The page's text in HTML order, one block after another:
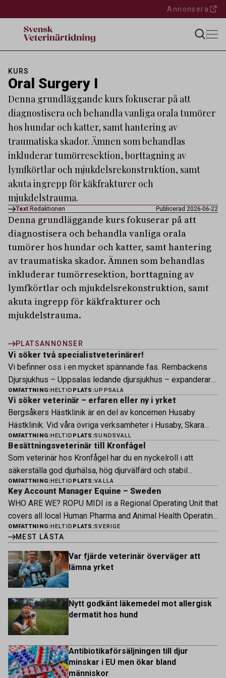
Annonsera
KURS
Oral Surgery I
Denna grundläggande kurs fokuserar på att
diagnostisera och behandla vanliga orala tumörer
hos hundar och katter, samt hantering av
traumatiska skador. Ämnen som behandlas
inkluderar tumörresektion, borttagning av
lymfkörtlar och mjukdelsrekonstruktion, samt
akuta ingrepp för käkfrakturer och
mjukdelstrauma.
Text Redaktionen Publicerad 2026-06-22
Denna grundläggande kurs fokuserar på att
diagnostisera och behandla vanliga orala
tumörer hos hundar och katter, samt hantering
av traumatiska skador. Ämnen som behandlas
inkluderar tumörresektion, borttagning av
lymfkörtlar och mjukdelsrekonstruktion, samt
akuta ingrepp för käkfrakturer och
mjukdelstrauma.
PLATSANNONSER
Vi söker två specialistveterinärer!
Vi befinner oss i en mycket spännande fas. Rembackens
Djursjukhus – Uppsalas ledande djursjukhus – expanderar
nu sin specialistverksamhet och söker legitimerade
veterinärer med specialistkompetens som vill vara med
och forma vårt nästa kapitel. Hos oss möter du ett
engagerat team, moderna faciliteter och verkliga
möjligheter att bedriva avancerad djursjukvård. Vad vi
erbjuder Särskilt meriterande: […]
OMFATTNING:HELTID PLATS:UPPSALA
Vi söker veterinär – erfaren eller ny i yrket
Bergsåkers Hästklinik är en del av koncernen Husaby
Hästklinik. Vid våra övriga verksamheter i Husaby, Skara
och Bjertorp jobbar idag ett 60-tal medarbetare. Om kliniken
Bergsåkers Hästklinik bedriver veterinärverksamhet i en
modern klinik vid Bergsåkers travbana, Sundsvall. Vi
erbjuder ett mångfasetterat utbud av undersökningar och
behandlingar i välutrustade lokaler. Vi har cirka 7 500
patienter […]
OMFATTNING:HELTID PLATS:SUNDSVALL
Besättningsveterinär till Kronfågel
Som veterinär hos Kronfågel har du en nyckelroll i att
säkerställa god djurhälsa, hög djurvälfärd och stabil
produktion genom hela värdekedjan. Du arbetar nära våra
kontrakterade uppfödare och tillsammans med kollegor
inom produktion, kläckeri, slakt och kvalitet. Rollen präglas
av proaktivt arbete, kunskapsdelning och kontinuerlig
utveckling, där du bidrar till att stärka svensk
kycklingproduktion – […]
OMFATTNING:HELTID PLATS:VALLA
Key Account Manager Equine – Sweden
WHO ARE WE? ROPU MIDI is a Regional Operating Unit that
covers all local Human Pharma and Animal Health Operating
Units across Belgium, Denmark, Norway, Finland, Greece,
Portugal, Sweden, and The Netherlands. MIDI has a
multicultural and diverse work environment. More than
1.800 employees are striving to work together to improve
lives for patients and […]
OMFATTNING:HELTID PLATS:SVERIGE
MEST LÄSTA
Var fjärde veterinär överväger att
lämna yrket
Nytt godkänt läkemedel mot allergisk
dermatit hos hund
Antibiotikaförsäljningen till djur
minskar i EU men ökar bland
människor